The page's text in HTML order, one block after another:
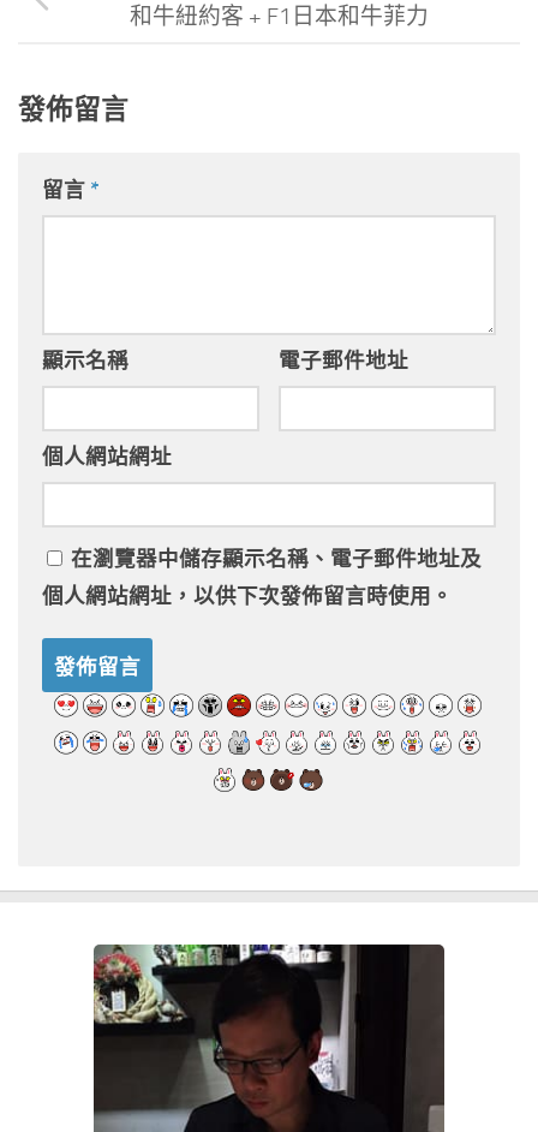
和牛紐約客 + F1日本和牛菲力
發佈留言
留言 *
顯示名稱 電子郵件地址
個人網站網址
在瀏覽器中儲存顯示名稱、電子郵件地址及
個人網站網址，以供下次發佈留言時使用。